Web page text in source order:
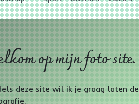
op mijn foto site.
deze site wil ik je graag laten